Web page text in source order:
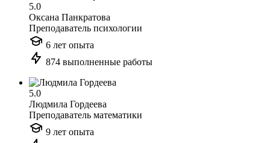
5.0
Оксана Панкратова
Преподаватель психологии
6 лет опыта
874 выполненные работы
5.0
Людмила Гордеева
Преподаватель математики
9 лет опыта